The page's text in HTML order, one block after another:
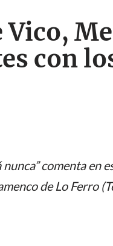
Vico,
con
nunca” comenta
de Lo Ferro